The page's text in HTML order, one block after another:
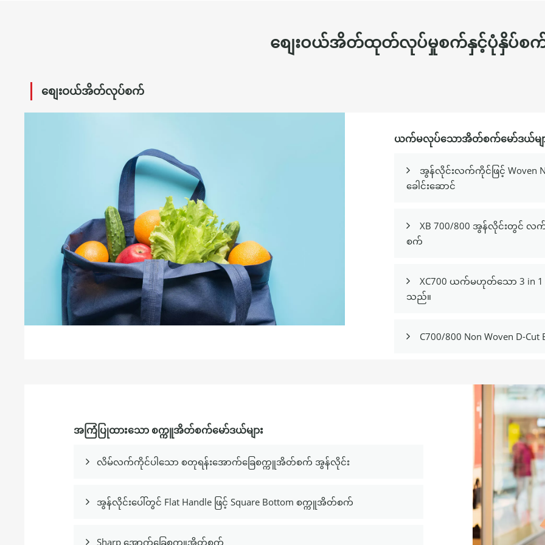
စျေးဝယ်အိတ်ထုတ်လုပ်မှုစက်နှင့်ပုံနှိပ်စ
စျေးဝယ်အိတ်လုပ်စက်
ယက်မလုပ်သောအိတ်စက်မော်ဒယ်မျ

အွန်လိုင်းလက်ကိုင်ဖြင့် Woven
ခေါင်းဆောင်

XB 700/800 အွန်လိုင်းတွင် လ
စက်

XC700 ယက်မဟုတ်သော 3
သည်။
 C700/800 Non Woven D-Cut
အကြံပြုထားသော စက္ကူအိတ်စက်မော်ဒယ်များ
 လိမ်လက်ကိုင်ပါသော စတုရန်းအောက်ခြေစက္ကူအိတ်စက် အွန်လိုင်း
 အွန်လိုင်းပေါ်တွင် Flat Handle ဖြင့် Square Bottom စက္ကူအိတ်စက်
 Sharp အောက်ခြေစက္ကူအိတ်စက်